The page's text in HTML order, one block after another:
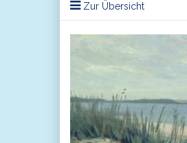
Zur Übersicht